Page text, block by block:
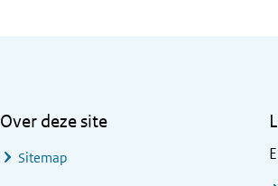
Over deze site
Sitemap